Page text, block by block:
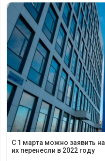
С 1 марта можно заявить
их перенесли в 2022 году